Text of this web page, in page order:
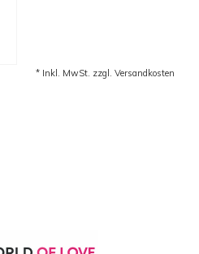
* Inkl. MwSt. zzgl. Versandkosten